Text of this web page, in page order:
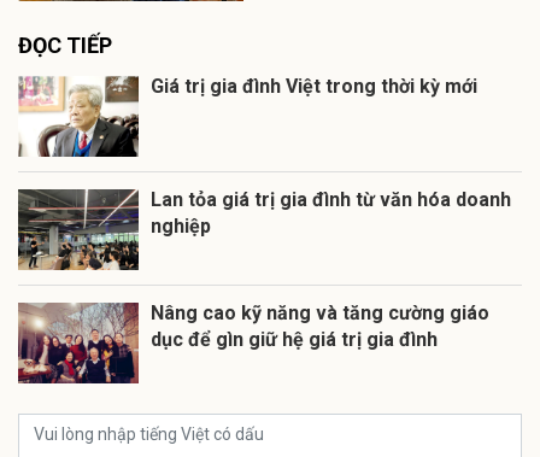
ĐỌC TIẾP
Giá trị gia đình Việt trong thời kỳ mới
Lan tỏa giá trị gia đình từ văn hóa doanh
nghiệp
Nâng cao kỹ năng và tăng cường giáo
dục để gìn giữ hệ giá trị gia đình